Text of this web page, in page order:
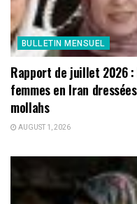
BULLETIN MENSUEL
Rapport de juillet 2026
femmes en Iran
mollahs
AUGUST 1, 2026